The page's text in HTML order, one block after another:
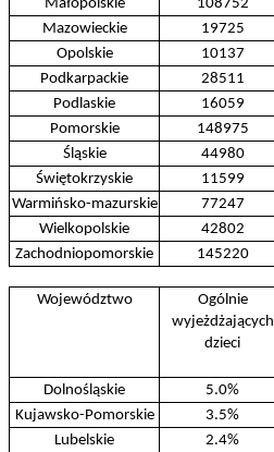
Małopolskie
108752
Mazowieckie
19725
Opolskie
10137
Podkarpackie
28511
Podlaskie
16059
Pomorskie
148975
Śląskie
44980
Świętokrzyskie
11599
Warmińsko-mazurskie
77247
Wielkopolskie
42802
Zachodniopomorskie
145220
Województwo
Ogólnie
wyjeżdżających
dzieci
Dolnośląskie
5.0%
Kujawsko-Pomorskie
3.5%
Lubelskie
2.4%